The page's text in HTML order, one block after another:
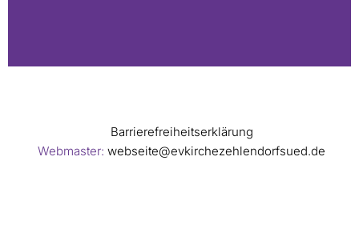
Barrierefreiheitserklärung
Webmaster: webseite@evkirchezehlendorfsued.de